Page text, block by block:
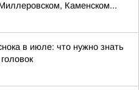
Каменском...
в июле: что нужно знать